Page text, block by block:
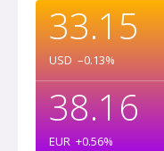
33.15
USD –0.13%
38.16
EUR +0.56%